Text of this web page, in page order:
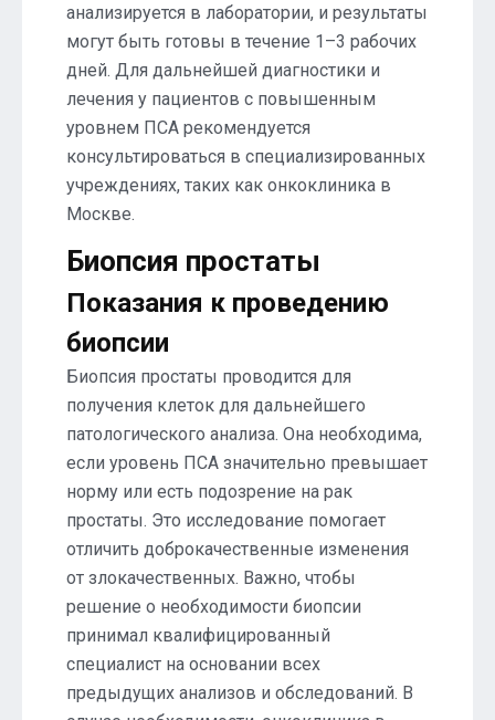
анализируется в лаборатории, и результаты
могут быть готовы в течение 1–3 рабочих
дней. Для дальнейшей диагностики и
лечения у пациентов с повышенным
уровнем ПСА рекомендуется
консультироваться в специализированных
учреждениях, таких как онкоклиника в
Москве.
Биопсия простаты
Показания к проведению
биопсии
Биопсия простаты проводится для
получения клеток для дальнейшего
патологического анализа. Она необходима,
если уровень ПСА значительно превышает
норму или есть подозрение на рак
простаты. Это исследование помогает
отличить доброкачественные изменения
от злокачественных. Важно, чтобы
решение о необходимости биопсии
принимал квалифицированный
специалист на основании всех
предыдущих анализов и обследований. В